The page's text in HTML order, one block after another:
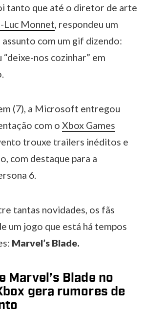
tanto que até o diretor de arte
Luc Monnet, respondeu um
com um gif dizendo:
“deixe-nos cozinhar” em
(7), a Microsoft entregou
com o Xbox Games
trouxe trailers inéditos e
com destaque para a
6.
tantas novidades, os fãs
um jogo que está há tempos
Marvel’s Blade.
Marvel’s Blade no
gera rumores de